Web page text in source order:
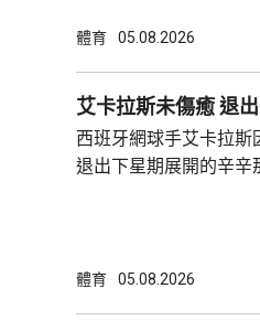
尋求解決方案。 在會前再有國際足協高層與恩
劃，他都是透過傳媒報
劃絕對有必要，亦母庸
國際足協能以承諾、透
體育 05.08.2026
艾卡拉
西班牙網球手艾卡拉斯
退出下星期展開的辛辛
賽後，一直養傷未再參
體育 05.08.2026